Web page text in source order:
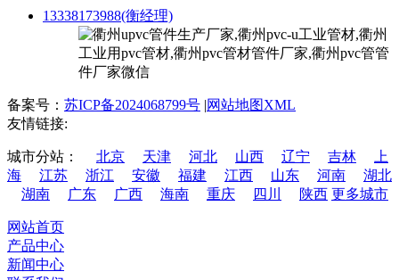
13338173988(衡经理)
备案号： 苏ICP备2024068799号 |网站地图XML
友情链接:
城市分站： 北京 天津 河北 山西 辽宁 吉林
上
海
江苏 浙江 安徽 福建 江西 山东 河南
湖北
湖南
广东 广西 海南 重庆 四川 陕西 更多城市
网站首页
产品中心
新闻中心